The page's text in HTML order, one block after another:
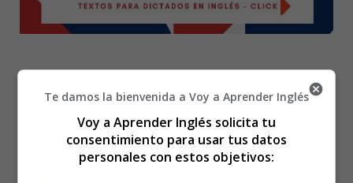
Artist - Dibujos
Profesiones para
Te damos la bienvenida a Voy a Aprender Inglés
Voy a Aprender Inglés solicita tu
consentimiento para usar tus datos
personales con estos objetivos: